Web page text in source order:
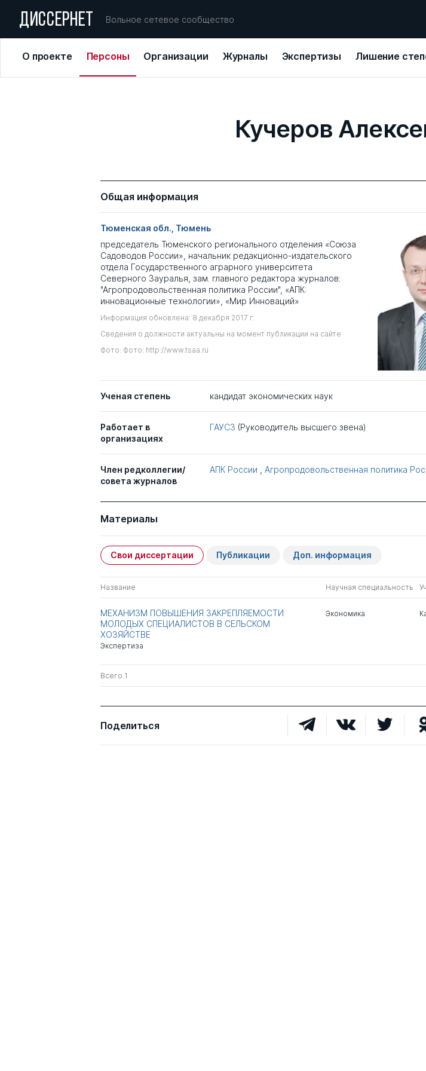
ДИССЕРНЕТ Вольное сетевое сообщество
О проекте Персоны Организации Журналы Экспертизы Лишение
Кучеров
Общая информация
Тюменская обл., Тюмень
председатель Тюменского регионального отделения «Союза
Садоводов России», начальник редакционно-издательского
отдела Государственного аграрного университета
Северного Зауралья, зам. главного редактора журналов:
"Агропродовольственная политика России", «АПК:
инновационные технологии», «Мир Инноваций»
Информация обновлена: 8 декабря 2017 г.
Сведения о должности актуальны на момент публикации на сайте
Фото: Фото: http://www.tsaa.ru
Ученая степень кандидат экономических наук
Работает в
организациях
ГАУСЗ (Руководитель высшего звена)
Член редколлегии/
совета журналов
АПК России Агропродовольственная политика
Материалы
Свои диссертации Публикации Доп. информация
Название Научная специальность
МЕХАНИЗМ ПОВЫШЕНИЯ ЗАКРЕПЛЯЕМОСТИ
МОЛОДЫХ СПЕЦИАЛИСТОВ В СЕЛЬСКОМ
ХОЗЯЙСТВЕ
Экспертиза
Экономика
Всего 1
Поделиться